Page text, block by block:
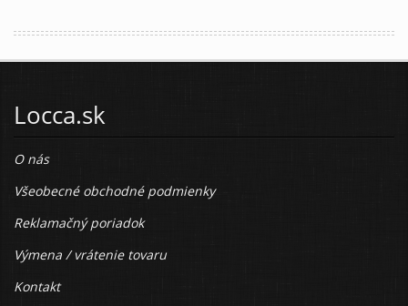
Locca.sk
O nás
Všeobecné obchodné podmienky
Reklamačný poriadok
Výmena / vrátenie tovaru
Kontakt